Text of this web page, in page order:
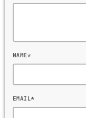
NAME*
EMAIL*